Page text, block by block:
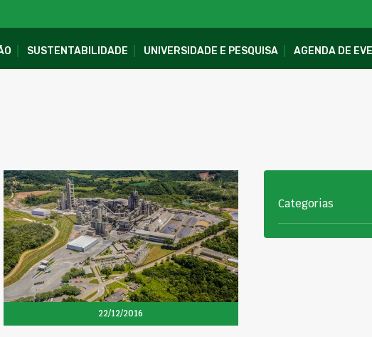
SUSTENTABILIDADE UNIVERSIDADE E PESQUISA AGENDA DE
22/12/2016
Categorias